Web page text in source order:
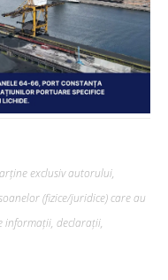
exclusiv autorului,
(fizice/juridice) care au
informații, declarații,